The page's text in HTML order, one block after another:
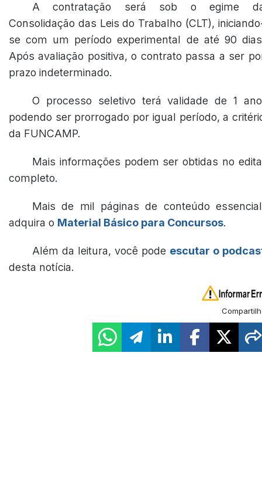
A contratação será sob o egime
Consolidação das Leis do Trabalho (CLT),
se com um período experimental de até 90
Após avaliação positiva, o contrato passa a ser
prazo indeterminado.
O processo seletivo terá validade de 1
podendo ser prorrogado por igual período, a
da FUNCAMP.
Mais informações podem ser obtidas no
completo.
Mais de mil páginas de conteúdo
adquira o Material Básico para Concursos.
Além da leitura, você pode escutar o
desta notícia.